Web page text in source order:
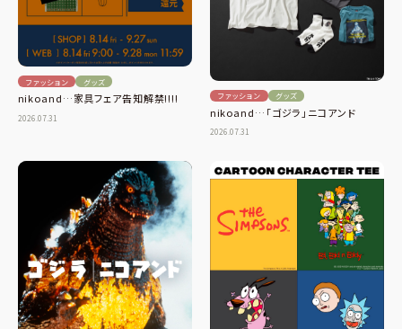
ファッション グッズ
nikoand…家具フェア告知解禁!!!!
2026.07.31
ファッション グッズ
nikoand…「ゴジラ」ニコアンド
2026.07.31